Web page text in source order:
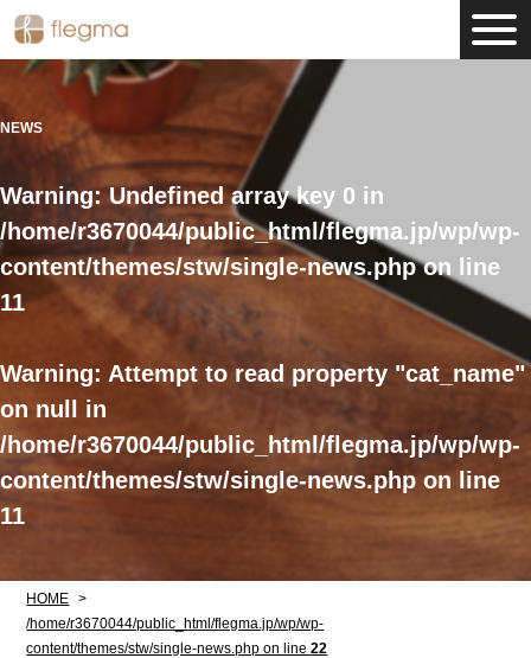
NEWS
Warning: Undefined array key 0 in
/home/r3670044/public_html/flegma.jp/wp/wp-
content/themes/stw/single-news.phpon line
11
Warning: Attempt to read property "cat_name"
on null in
/home/r3670044/public_html/flegma.jp/wp/wp-
content/themes/stw/single-news.phpon line
11
HOME
/home/r3670044/public_html/flegma.jp/wp/wp-
content/themes/stw/single-news.php on line22